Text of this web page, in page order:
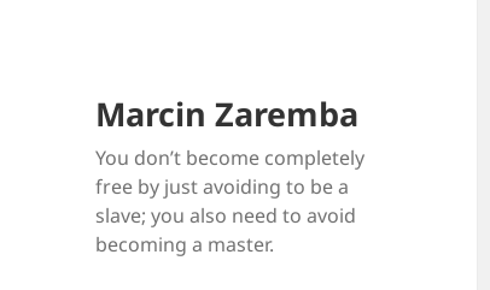
Marcin Zaremba
You don’t become completely
free by just avoiding to be a
slave; you also need to avoid
becoming a master.